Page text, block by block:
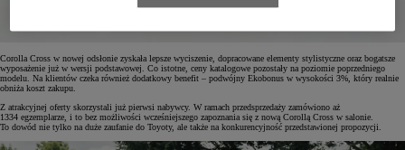
Corolla Cross w nowej odsłonie zyskała lepsze wyciszenie, dopracowane elementy stylistyczne oraz bogatsze
wyposażenie już w wersji podstawowej. Co istotne, ceny katalogowe pozostały na poziomie poprzedniego
modelu. Na klientów czeka również dodatkowy benefit – podwójny Ekobonus w wysokości 3%, który realnie
obniża koszt zakupu.
Z atrakcyjnej oferty skorzystali już pierwsi nabywcy. W ramach przedsprzedaży zamówiono aż
1334 egzemplarze, i to bez możliwości wcześniejszego zapoznania się z nową Corollą Cross w salonie.
To dowód nie tylko na duże zaufanie do Toyoty, ale także na konkurencyjność przedstawionej propozycji.